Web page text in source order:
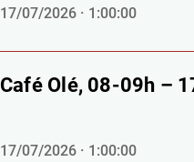
17/07/2026 · 1:00:00
Café Olé, 08-09h –
17/07/2026 · 1:00:00